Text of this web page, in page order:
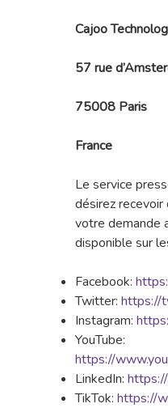
Cajoo
57 rue
75008 Paris
France
Le service
désirez
votre demande
disponible sur
Facebook:
Twitter: https://
Instagram:
YouTube:
https://
LinkedIn:
TikTok: https://